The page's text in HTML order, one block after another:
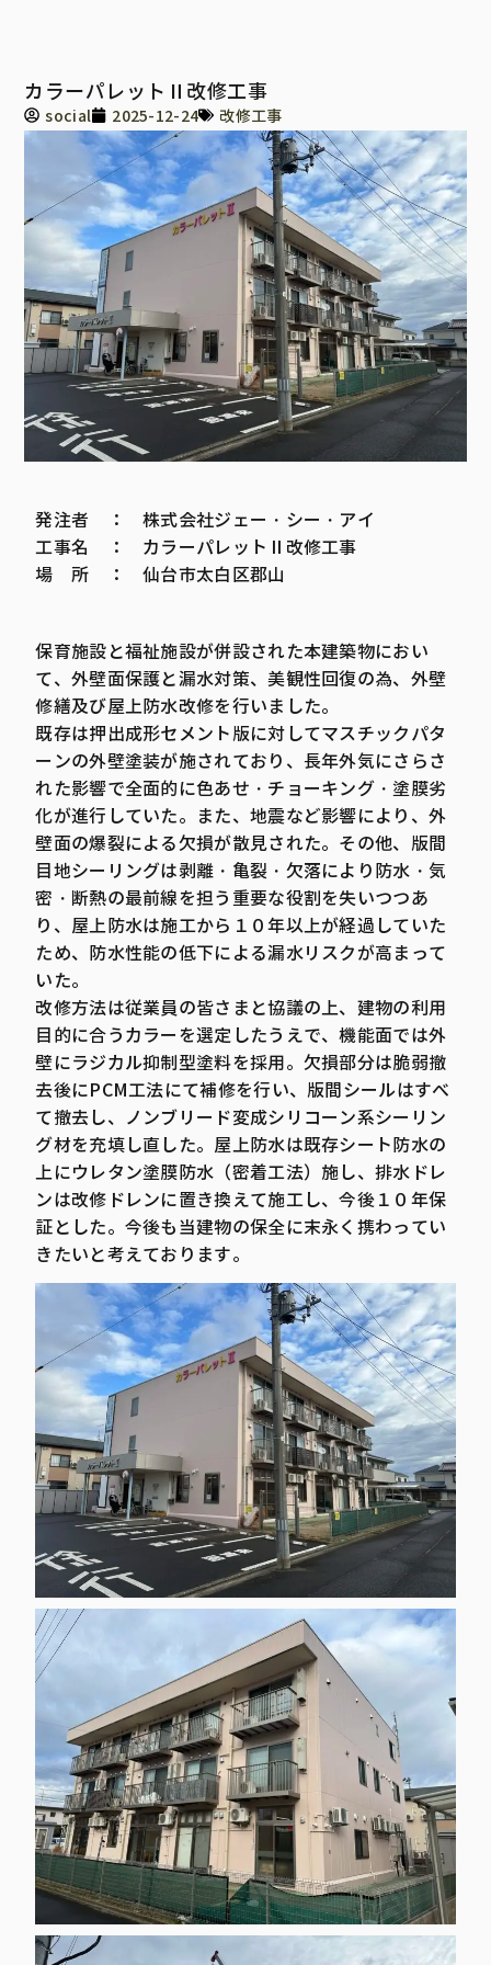
カラーパレットⅡ改修工事
social 2025-12-24 改修工事
発注者 ： 株式会社ジェー・シー・アイ
工事名 ： カラーパレットⅡ改修工事
場 所 ： 仙台市太白区郡山
保育施設と福祉施設が併設された本建築物におい
て、外壁面保護と漏水対策、美観性回復の為、外壁
修繕及び屋上防水改修を行いました。
既存は押出成形セメント版に対してマスチックパタ
ーンの外壁塗装が施されており、長年外気にさらさ
れた影響で全面的に色あせ・チョーキング・塗膜劣
化が進行していた。また、地震など影響により、外
壁面の爆裂による欠損が散見された。その他、版間
目地シーリングは剥離・亀裂・欠落により防水・気
密・断熱の最前線を担う重要な役割を失いつつあ
り、屋上防水は施工から１０年以上が経過していた
ため、防水性能の低下による漏水リスクが高まって
いた。
改修方法は従業員の皆さまと協議の上、建物の利用
目的に合うカラーを選定したうえで、機能面では外
壁にラジカル抑制型塗料を採用。欠損部分は脆弱撤
去後にPCM工法にて補修を行い、版間シールはすべ
て撤去し、ノンブリード変成シリコーン系シーリン
グ材を充填し直した。屋上防水は既存シート防水の
上にウレタン塗膜防水（密着工法）施し、排水ドレ
ンは改修ドレンに置き換えて施工し、今後１０年保
証とした。今後も当建物の保全に末永く携わってい
きたいと考えております。